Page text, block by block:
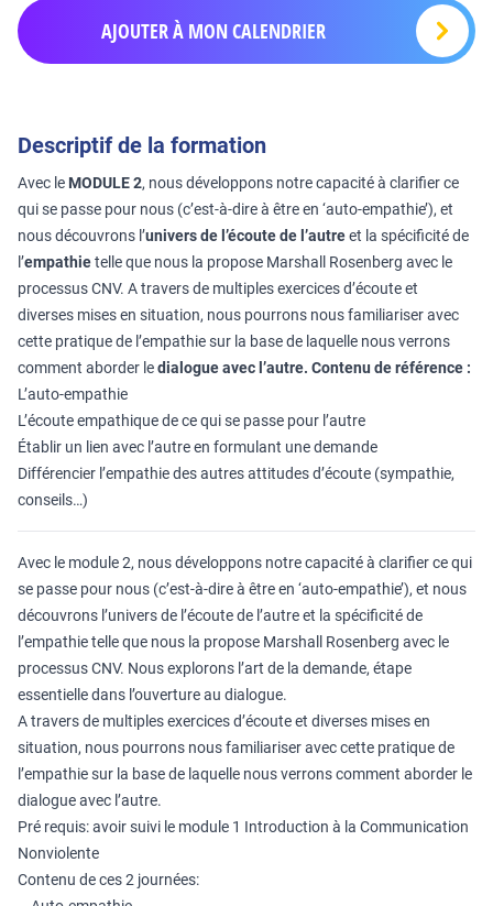
AJOUTER À MON CALENDRIER
Descriptif de la formation
Avec le MODULE 2, nous développons notre capacité à clarifier ce
qui se passe pour nous (c’est-à-dire à être en ‘auto-empathie’), et
nous découvrons l’univers de l’écoute de l’autreet la spécificité de
l’empathietelle que nous la propose Marshall Rosenberg avec le
processus CNV. A travers de multiples exercices d’écoute et
diverses mises en situation, nous pourrons nous familiariser avec
cette pratique de l’empathie sur la base de laquelle nous verrons
comment aborder ledialogue avec l’autre. Contenu de référence :
L’auto-empathie
L’écoute empathique de ce qui se passe pour l’autre
Établir un lien avec l’autre en formulant une demande
Différencier l’empathie des autres attitudes d’écoute (sympathie,
conseils…)
Avec le module 2, nous développons notre capacité à clarifier ce qui
se passe pour nous (c’est-à-dire à être en ‘auto-empathie’), et nous
découvrons l’univers de l’écoute de l’autre et la spécificité de
l’empathie telle que nous la propose Marshall Rosenberg avec le
processus CNV. Nous explorons l’art de la demande, étape
essentielle dans l’ouverture au dialogue.
A travers de multiples exercices d’écoute et diverses mises en
situation, nous pourrons nous familiariser avec cette pratique de
l’empathie sur la base de laquelle nous verrons comment aborder le
dialogue avec l’autre.
Pré requis: avoir suivi le module 1 Introduction à la Communication
Nonviolente
Contenu de ces 2 journées: